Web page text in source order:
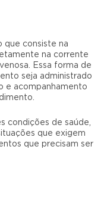
que consiste na
na corrente
Essa forma de
seja administrado
e acompanhamento
condições de saúde,
que exigem
que precisam ser